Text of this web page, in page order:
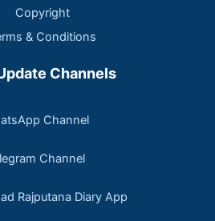
Copyright
& Conditions
Channels
Channel
Channel
Rajputana Diary App